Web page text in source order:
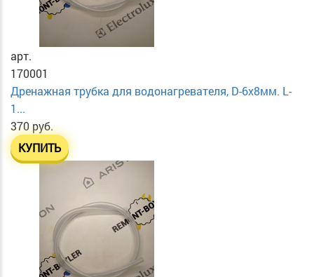
арт.
170001
Дренажная трубка для водонагревателя, D-6х8мм. L-
1...
370 руб.
КУПИТЬ